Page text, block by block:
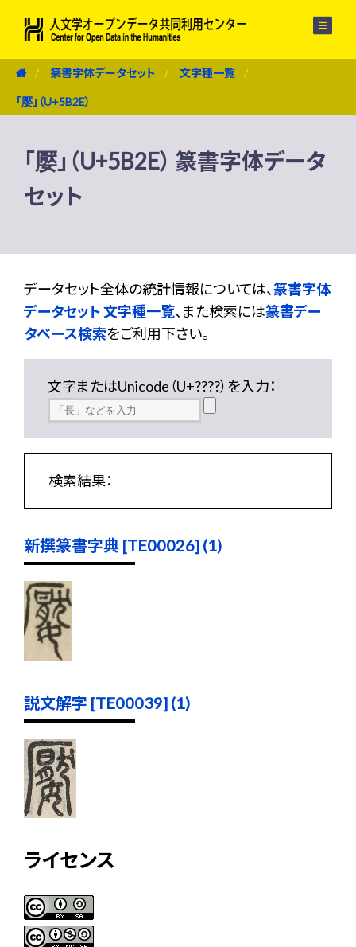
篆書字体データセット 文字種一覧
「嬮」（U+5B2E）
「嬮」（U+5B2E） 篆書字体データ
セット
データセット全体の統計情報については、篆書字体
データセット 文字種一覧、また検索には篆書デー
タベース検索をご利用下さい。
文字またはUnicode（U+????）を入力：
検索結果：
新撰篆書字典 [TE00026] (1)
説文解字 [TE00039] (1)
ライセンス